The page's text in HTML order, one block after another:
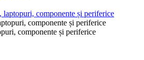
laptopuri, componente și periferice
componente și periferice
componente și periferice